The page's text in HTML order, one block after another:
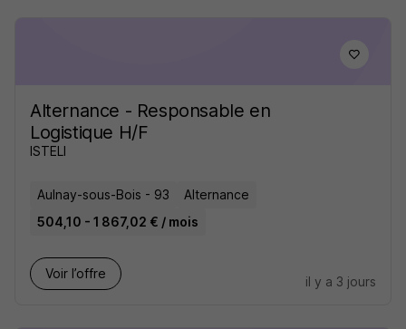
Alternance - Responsable en
Logistique H/F
ISTELI
Aulnay-sous-Bois - 93
Alternance
504,10 - 1 867,02 € / mois
Voir l’offre
il y a 3 jours